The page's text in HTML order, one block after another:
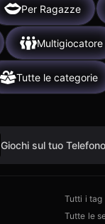
Per Ragazze
Multigiocatore
Tutte le categorie
Giochi sul tuo
Tutti i tag
Tutte le